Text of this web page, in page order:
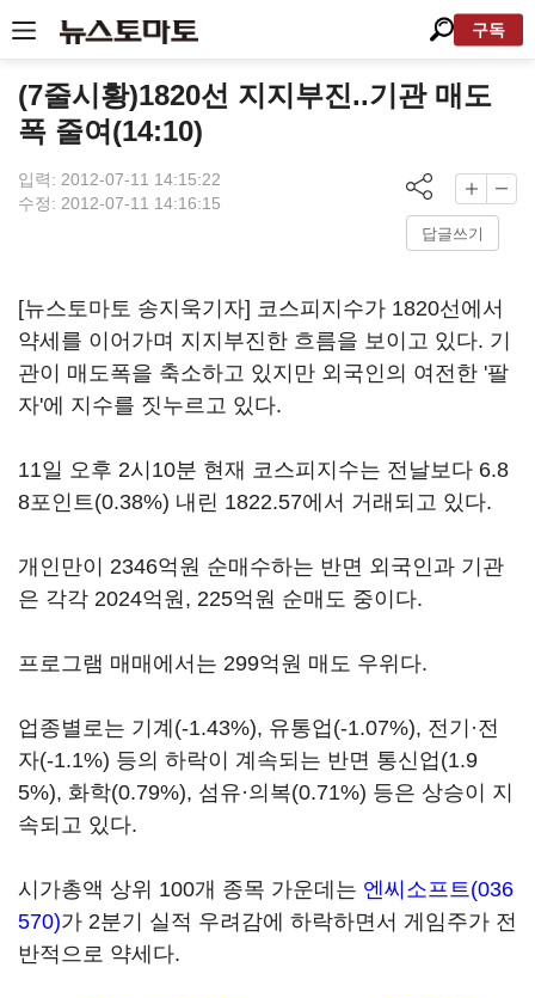
구독
(7줄시황)1820선 지지부진..기관 매도
폭 줄여(14:10)
입력: 2012-07-11 14:15:22
수정: 2012-07-11 14:16:15
답글쓰기
[뉴스토마토 송지욱기자] 코스피지수가 1820선에서
약세를 이어가며 지지부진한 흐름을 보이고 있다. 기
관이 매도폭을 축소하고 있지만 외국인의 여전한 '팔
자'에 지수를 짓누르고 있다.
11일 오후 2시10분 현재 코스피지수는 전날보다 6.8
8포인트(0.38%) 내린 1822.57에서 거래되고 있다.
개인만이 2346억원 순매수하는 반면 외국인과 기관
은 각각 2024억원, 225억원 순매도 중이다.
프로그램 매매에서는 299억원 매도 우위다.
업종별로는 기계(-1.43%), 유통업(-1.07%), 전기·전
자(-1.1%) 등의 하락이 계속되는 반면 통신업(1.9
5%), 화학(0.79%), 섬유·의복(0.71%) 등은 상승이 지
속되고 있다.
시가총액 상위 100개 종목 가운데는 엔씨소프트(036
570)가 2분기 실적 우려감에 하락하면서 게임주가 전
반적으로 약세다.